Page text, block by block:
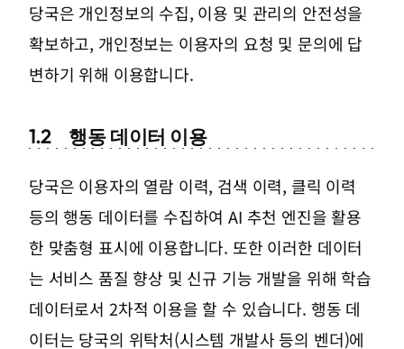
당국은 개인정보의 수집, 이용 및 관리의 안전성을
확보하고, 개인정보는 이용자의 요청 및 문의에 답
변하기 위해 이용합니다.
1.2 행동 데이터 이용
당국은 이용자의 열람 이력, 검색 이력, 클릭 이력
등의 행동 데이터를 수집하여 AI 추천 엔진을 활용
한 맞춤형 표시에 이용합니다. 또한 이러한 데이터
는 서비스 품질 향상 및 신규 기능 개발을 위해 학습
데이터로서 2차적 이용을 할 수 있습니다. 행동 데
이터는 당국의 위탁처(시스템 개발사 등의 벤더)에